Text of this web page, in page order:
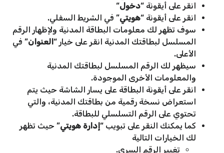
انقر على أيقونة “دخول“
انقر على أيقونة “هويتي” في الشريط السفلي.
سوف تظهر لك معلومات البطاقة المدنية ولإظهار الرقم
المسلسل لبطاقتك المدنية انقر على خيار “العنوان” في
الأعلى.
سيظهر لك الرقم المسلسل لبطاقتك المدنية
والمعلومات الأخرى الموجودة.
انقر على أيقونة البطاقة على يسار الشاشة حيث يتم
استعراض نسخة رقمية من بطاقتك المدنية، والتي
تحتوي على الرقم التسلسلي للبطاقة.
كما يمكنك النقر على تبويب “إدارة هويتي” حيث تظهر
لك الخيارات التالية
تغيير الرقم السري.